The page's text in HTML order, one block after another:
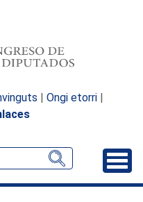
| Ongi etorri |